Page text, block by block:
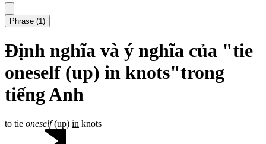
Phrase (1)
Định nghĩa và ý nghĩa của "tie
oneself (up) in knots"trong
tiếng Anh
to tie oneself(up) in knots